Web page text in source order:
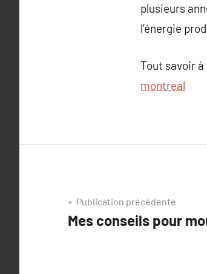
plusieurs
l’énergie
Tout savoir à
montreal
Navigation
de
Publication précédente
Mes conseils pour